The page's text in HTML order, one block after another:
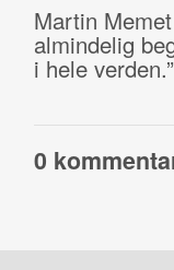
Martin
almindelig
i hele verden.”
0